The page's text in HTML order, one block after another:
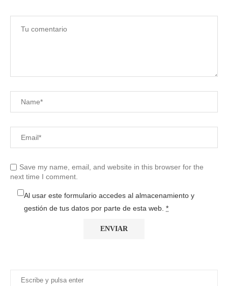
Save my name, email, and website in this browser for the
next time I comment.
Al usar este formulario accedes al almacenamiento y
gestión de tus datos por parte de esta web. *